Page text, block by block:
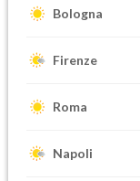
Bologna
Firenze
Roma
Napoli